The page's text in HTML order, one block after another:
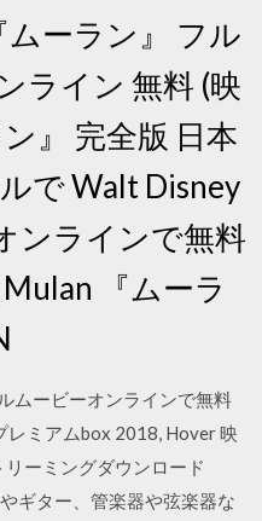
ムーラン』 フル
ライン 無料 (映
』 完全版 日本
で Walt Disney
ンラインで無料
『ムーラ
ムービーオンラインで無料
レミアムbox 2018, Hover 映
ーミングダウンロード
ギター、管楽器や弦楽器な